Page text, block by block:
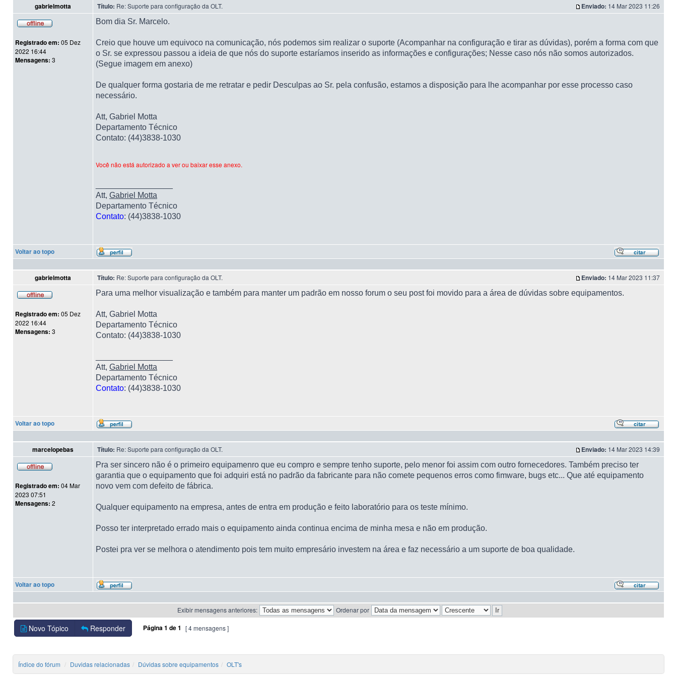
gabrielmotta Título: Re: Suporte para configuração da OLT. Enviado: 14 Mar 2023 11:26
Registrado em: 05 Dez
2022 16:44
Mensagens: 3
Bom dia Sr. Marcelo.
Creio que houve um equivoco na comunicação, nós podemos sim realizar o suporte (Acompanhar na configuração e tirar as dúvidas), porém a forma com que
o Sr. se expressou passou a ideia de que nós do suporte estaríamos inserido as informações e configurações; Nesse caso nós não somos autorizados.
(Segue imagem em anexo)
De qualquer forma gostaria de me retratar e pedir Desculpas ao Sr. pela confusão, estamos a disposição para lhe acompanhar por esse processo caso
necessário.
Att, Gabriel Motta
Departamento Técnico
Contato: (44)3838-1030
Você não está autorizado a ver ou baixar esse anexo.
Att, Gabriel Motta
Departamento Técnico
Contato: (44)3838-1030
Voltar ao topo
gabrielmotta Título: Re: Suporte para configuração da OLT. Enviado: 14 Mar 2023 11:37
Registrado em: 05 Dez
2022 16:44
Mensagens: 3
Para uma melhor visualização e também para manter um padrão em nosso forum o seu post foi movido para a área de dúvidas sobre equipamentos.
Att, Gabriel Motta
Departamento Técnico
Contato: (44)3838-1030
Att, Gabriel Motta
Departamento Técnico
Contato: (44)3838-1030
Voltar ao topo
marcelopebas Título: Re: Suporte para configuração da OLT. Enviado: 14 Mar 2023 14:39
Registrado em: 04 Mar
2023 07:51
Mensagens: 2
Pra ser sincero não é o primeiro equipamenro que eu compro e sempre tenho suporte, pelo menor foi assim com outro fornecedores. Também preciso ter
garantia que o equipamento que foi adquiri está no padrão da fabricante para não comete pequenos erros como fimware, bugs etc... Que até equipamento
novo vem com defeito de fábrica.
Qualquer equipamento na empresa, antes de entra em produção e feito laboratório para os teste mínimo.
Posso ter interpretado errado mais o equipamento ainda continua encima de minha mesa e não em produção.
Postei pra ver se melhora o atendimento pois tem muito empresário investem na área e faz necessário a um suporte de boa qualidade.
Voltar ao topo
Exibir mensagens anteriores: Ordenar por
Novo Tópico Responder Página1 de1 [ 4 mensagens ]
Índice do fórum Duvidas relacionadas Dúvidas sobre equipamentos OLT's